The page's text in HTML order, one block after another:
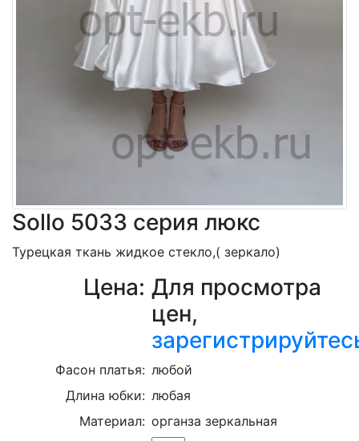
Sollo 5033 серия люкс
Турецкая ткань жидкое стекло,( зеркало)
Цена: Для просмотра
цен,
Фасон платья: любой
Длина юбки: любая
Материал: органза зеркальная